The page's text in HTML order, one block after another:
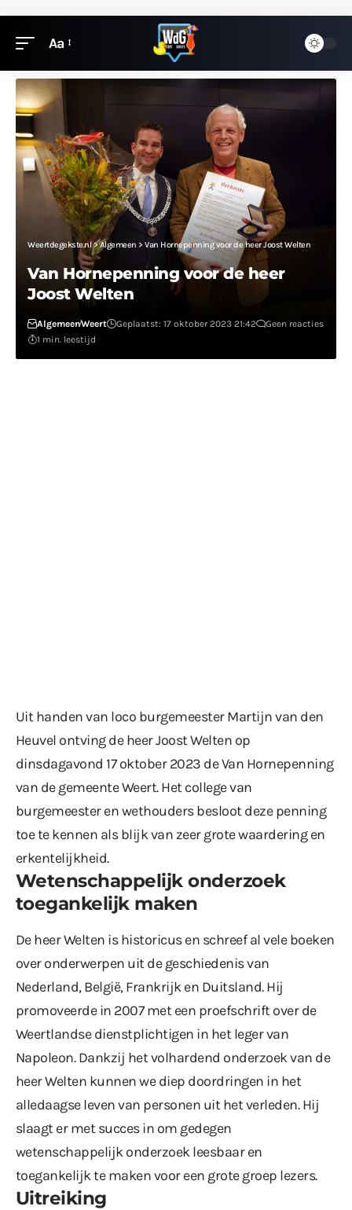
Aa
Weertdegekste.nl>Algemeen > Van Hornepenning voor de heer Joost Welten
Van Hornepenning voor de heer
Joost Welten
AlgemeenWeert Geplaatst: 17 oktober 2023 21:42
Geen reacties
1 min. leestijd
Uit handen van loco burgemeester Martijn van den
Heuvel ontving de heer Joost Welten op
dinsdagavond 17 oktober 2023 de Van Hornepenning
van de gemeente Weert. Het college van
burgemeester en wethouders besloot deze penning
toe te kennen als blijk van zeer grote waardering en
erkentelijkheid.
Wetenschappelijk onderzoek
toegankelijk maken
De heer Welten is historicus en schreef al vele boeken
over onderwerpen uit de geschiedenis van
Nederland, België, Frankrijk en Duitsland. Hij
promoveerde in 2007 met een proefschrift over de
Weertlandse dienstplichtigen in het leger van
Napoleon. Dankzij het volhardend onderzoek van de
heer Welten kunnen we diep doordringen in het
alledaagse leven van personen uit het verleden. Hij
slaagt er met succes in om gedegen
wetenschappelijk onderzoek leesbaar en
toegankelijk te maken voor een grote groep lezers.
Uitreiking